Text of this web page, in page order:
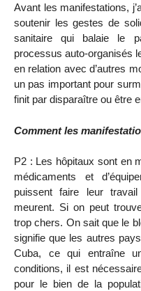
Avant les manifestations,
soutenir les gestes de
sanitaire qui balaie le
processus auto-organisés
en relation avec d’autres
un pas important pour
finit par disparaître ou être
Comment les
P2 : Les hôpitaux sont en
médicaments et
puissent faire leur
meurent. Si on peut
trop chers. On sait que le
signifie que les autres
Cuba, ce qui entraîne
conditions, il est
pour le bien de la